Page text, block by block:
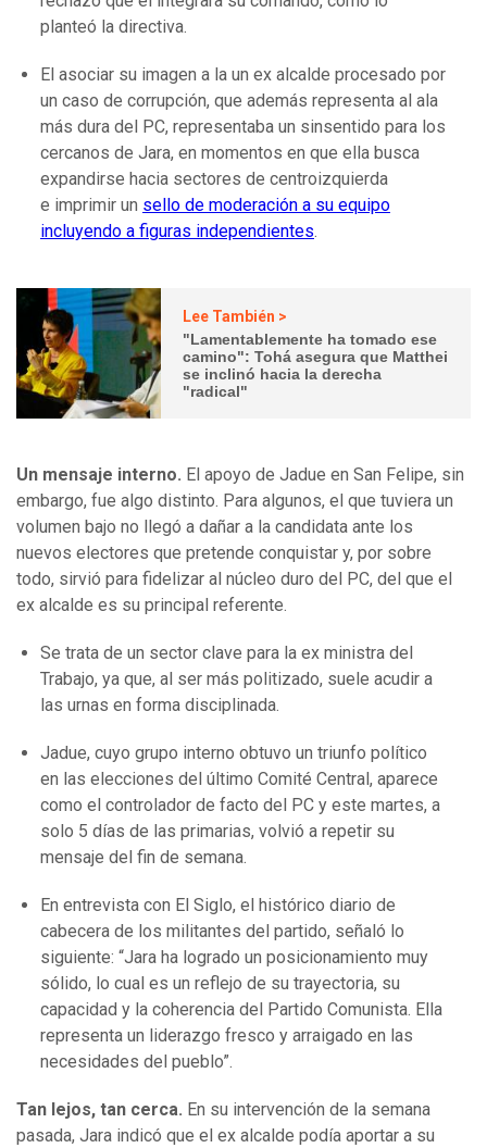
planteó la directiva.
El asociar su imagen a la un ex alcalde procesado por
un caso de corrupción, que además representa al ala
más dura del PC, representaba un sinsentido para los
cercanos de Jara, en momentos en que ella busca
expandirse hacia sectores de centroizquierda
e imprimir un sello de moderación a su equipo
incluyendo a figuras independientes.
Lee También >
"Lamentablemente ha tomado ese
camino": Tohá asegura que Matthei
se inclinó hacia la derecha
"radical"
Un mensaje interno. El apoyo de Jadue en San Felipe, sin
embargo, fue algo distinto. Para algunos, el que tuviera un
volumen bajo no llegó a dañar a la candidata ante los
nuevos electores que pretende conquistar y, por sobre
todo, sirvió para fidelizar al núcleo duro del PC, del que el
ex alcalde es su principal referente.
Se trata de un sector clave para la ex ministra del
Trabajo, ya que, al ser más politizado, suele acudir a
las urnas en forma disciplinada.
Jadue, cuyo grupo interno obtuvo un triunfo político
en las elecciones del último Comité Central, aparece
como el controlador de facto del PC y este martes, a
solo 5 días de las primarias, volvió a repetir su
mensaje del fin de semana.
En entrevista con El Siglo, el histórico diario de
cabecera de los militantes del partido, señaló lo
siguiente: “Jara ha logrado un posicionamiento muy
sólido, lo cual es un reflejo de su trayectoria, su
capacidad y la coherencia del Partido Comunista. Ella
representa un liderazgo fresco y arraigado en las
necesidades del pueblo”.
Tan lejos, tan cerca. En su intervención de la semana
pasada, Jara indicó que el ex alcalde podía aportar a su